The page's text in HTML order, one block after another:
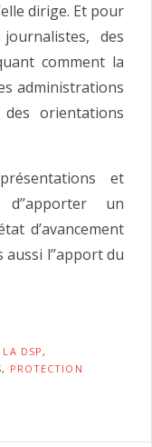
dirige. Et pour
des
comment la
administrations
orientations
et
un
d’avancement
l’’apport du
DSP,
, PROTECTION